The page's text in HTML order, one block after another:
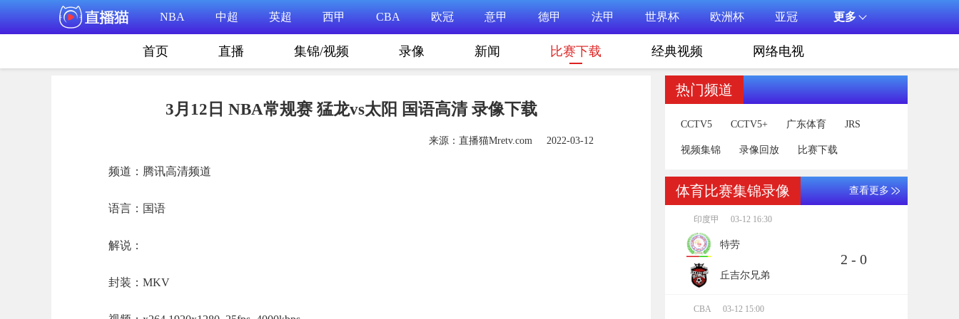
NBA 中超 英超 西甲 CBA 欧冠 意甲 德甲 法甲 世界杯 欧洲杯 亚冠 更多
首页 直播 集锦/视频 录像 新闻 比赛下载 经典视频 网络电视
3月12日 NBA常规赛 猛龙vs太阳 国语高清 录像下载
来源：直播猫Mretv.com 2022-03-12
频道：腾讯高清频道
语言：国语
解说：
封装：MKV
热门频道
CCTV5 CCTV5+ 广东体育 JRS
视频集锦 录像回放 比赛下载
体育比赛集锦录像 查看更多
印度甲 03-12 16:30
特劳
丘吉尔兄弟
2 - 0
CBA 03-12 15:00